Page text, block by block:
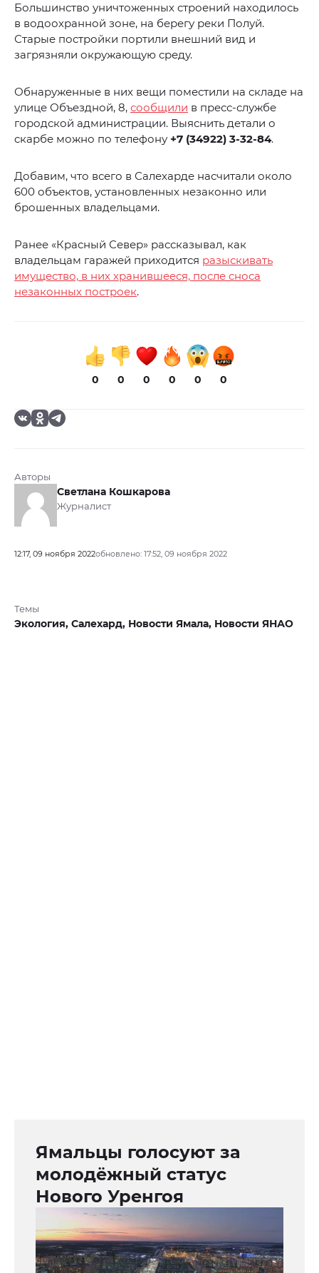
Большинство уничтоженных строений находилось
в водоохранной зоне, на берегу реки Полуй.
Старые постройки портили внешний вид и
загрязняли окружающую среду.
Обнаруженные в них вещи поместили на складе на
улице Объездной, 8, сообщили в пресс-службе
городской администрации. Выяснить детали о
скарбе можно по телефону +7 (34922) 3-32-84.
Добавим, что всего в Салехарде насчитали около
600 объектов, установленных незаконно или
брошенных владельцами.
Ранее «Красный Север» рассказывал, как
владельцам гаражей приходится разыскивать
имущество, в них хранившееся, после сноса
незаконных построек.
0 0 0 0 0 0
Авторы
Светлана Кошкарова
Журналист
12:17, 09 ноября 2022обновлено: 17:52, 09 ноября 2022
Темы
Экология, Салехард, Новости Ямала, Новости ЯНАО
Ямальцы голосуют за
молодёжный статус
Нового Уренгоя